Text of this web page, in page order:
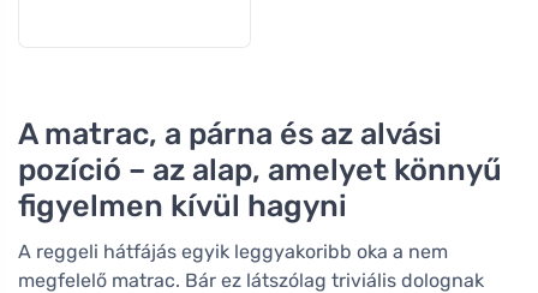
A matrac, a párna és az alvási
pozíció – az alap, amelyet könnyű
figyelmen kívül hagyni
A reggeli hátfájás egyik leggyakoribb oka a nem
megfelelő matrac. Bár ez látszólag triviális dolognak